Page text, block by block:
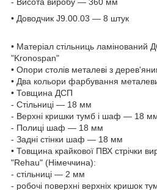
- Висота виробу — 360 мм
• Доводчик J9.00.03 — 8 штук
• Матеріал стільниць ламінований
"Kronospan"
• Опори столів металеві з
• Два кольори фарбування
• Товщина ДСП
- Стільниці — 18 мм
- Верхні кришки тумб і шаф — 18
- Полиці шаф — 18 мм
- Задні стінки шаф — 18 мм
• Товщина крайкової ПВХ стрічки
"Rehau" (Німеччина):
- стільниці — 2 мм
- робочі поверхні верхніх кришок